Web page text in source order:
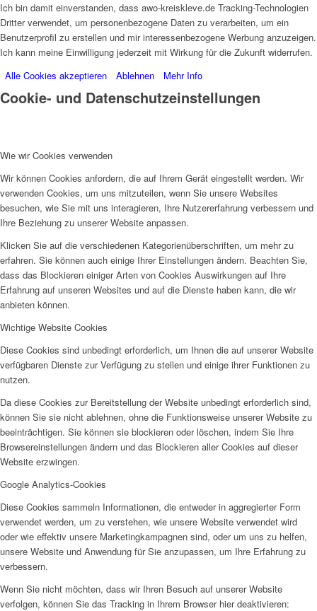
Ich bin damit einverstanden, dass awo-kreiskleve.de Tracking-Technologien
Dritter verwendet, um personenbezogene Daten zu verarbeiten, um ein
Benutzerprofil zu erstellen und mir interessenbezogene Werbung anzuzeigen.
Ich kann meine Einwilligung jederzeit mit Wirkung für die Zukunft widerrufen.
Alle Cookies akzeptieren
Ablehnen Mehr Info
Cookie- und Datenschutzeinstellungen
Wie wir Cookies verwenden
Wir können Cookies anfordern, die auf Ihrem Gerät eingestellt werden. Wir
verwenden Cookies, um uns mitzuteilen, wenn Sie unsere Websites
besuchen, wie Sie mit uns interagieren, Ihre Nutzererfahrung verbessern und
Ihre Beziehung zu unserer Website anpassen.
Klicken Sie auf die verschiedenen Kategorienüberschriften, um mehr zu
erfahren. Sie können auch einige Ihrer Einstellungen ändern. Beachten Sie,
dass das Blockieren einiger Arten von Cookies Auswirkungen auf Ihre
Erfahrung auf unseren Websites und auf die Dienste haben kann, die wir
anbieten können.
Wichtige Website Cookies
Diese Cookies sind unbedingt erforderlich, um Ihnen die auf unserer Website
verfügbaren Dienste zur Verfügung zu stellen und einige ihrer Funktionen zu
nutzen.
Da diese Cookies zur Bereitstellung der Website unbedingt erforderlich sind,
können Sie sie nicht ablehnen, ohne die Funktionsweise unserer Website zu
beeinträchtigen. Sie können sie blockieren oder löschen, indem Sie Ihre
Browsereinstellungen ändern und das Blockieren aller Cookies auf dieser
Website erzwingen.
Google Analytics-Cookies
Diese Cookies sammeln Informationen, die entweder in aggregierter Form
verwendet werden, um zu verstehen, wie unsere Website verwendet wird
oder wie effektiv unsere Marketingkampagnen sind, oder um uns zu helfen,
unsere Website und Anwendung für Sie anzupassen, um Ihre Erfahrung zu
verbessern.
Wenn Sie nicht möchten, dass wir Ihren Besuch auf unserer Website
verfolgen, können Sie das Tracking in Ihrem Browser hier deaktivieren: